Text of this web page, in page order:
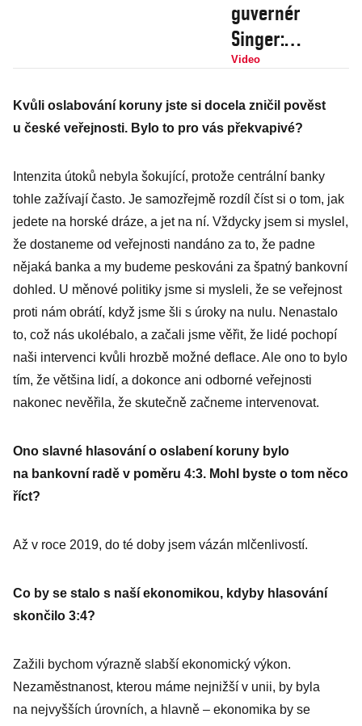
guvernér
Singer:
Nejlepší vztahy
banka s
ministry
financí
Kalouskem a
Babišem
Video
Kvůli oslabování koruny jste si docela zničil pověst
u české veřejnosti. Bylo to pro vás překvapivé?
Intenzita útoků nebyla šokující, protože centrální banky
tohle zažívají často. Je samozřejmě rozdíl číst si o tom, jak
jedete na horské dráze, a jet na ní. Vždycky jsem si myslel,
že dostaneme od veřejnosti nandáno za to, že padne
nějaká banka a my budeme peskováni za špatný bankovní
dohled. U měnové politiky jsme si mysleli, že se veřejnost
proti nám obrátí, když jsme šli s úroky na nulu. Nenastalo
to, což nás ukolébalo, a začali jsme věřit, že lidé pochopí
naši intervenci kvůli hrozbě možné deflace. Ale ono to bylo
tím, že většina lidí, a dokonce ani odborné veřejnosti
nakonec nevěřila, že skutečně zač­neme intervenovat.
Ono slavné hlasování o oslabení koruny bylo
na bankovní radě v poměru 4:3. Mohl byste o tom něco
říct?
Až v roce 2019, do té doby jsem vázán mlčenlivostí.
Co by se stalo s naší ekonomikou, kdyby hlasování
skončilo 3:4?
Zažili bychom výrazně slabší ekonomický výkon.
Nezaměstnanost, kterou máme nejnižší v unii, by byla
na nejvyšších úrovních, a hlavně – ekonomika by se